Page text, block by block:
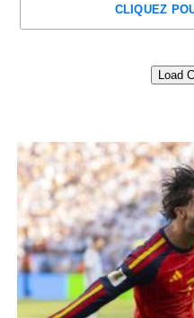
CLIQUEZ
Load